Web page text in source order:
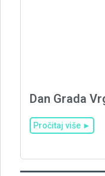
Dan Grada
Pročitaj više ►